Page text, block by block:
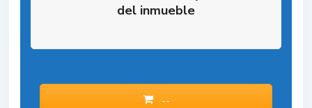
del inmueble
--